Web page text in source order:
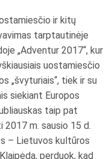
ir kitų
tarptautinėje
„Adventur 2017“, kur
uostamiesčio
„švyturiais“, tiek ir su
siekiant Europos
taip pat
m. sausio 15 d.
– Lietuvos kultūros
perduok, kad